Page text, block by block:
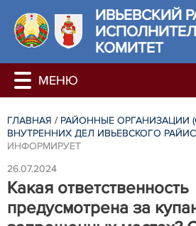
ИВЬЕВСКИЙ
КОМИТЕТ
ГЛАВНАЯ / РАЙОННЫЕ ОРГАНИЗАЦИИ
ВНУТРЕННИХ ДЕЛ ИВЬЕВСКОГО
ИНФОРМИРУЕТ
26.07.2024
Какая ответственность
предусмотрена за